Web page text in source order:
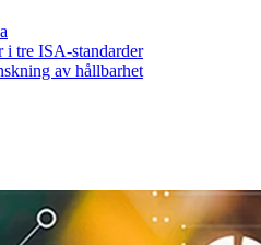
tre ISA-standarder
av hållbarhet